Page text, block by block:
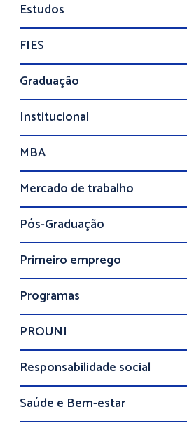
Estudos
FIES
Graduação
Institucional
MBA
Mercado de trabalho
Pós-Graduação
Primeiro emprego
Programas
PROUNI
Responsabilidade social
Saúde e Bem-estar